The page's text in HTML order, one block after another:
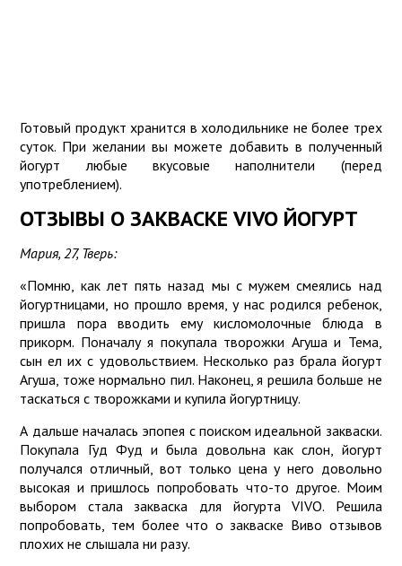
Готовый продукт хранится в холодильнике не более трех
суток. При желании вы можете добавить в полученный
йогурт любые вкусовые наполнители (перед
употреблением).
ОТЗЫВЫ О ЗАКВАСКЕ VIVO ЙОГУРТ
Мария, 27, Тверь:
«Помню, как лет пять назад мы с мужем смеялись над
йогуртницами, но прошло время, у нас родился ребенок,
пришла пора вводить ему кисломолочные блюда в
прикорм. Поначалу я покупала творожки Агуша и Тема,
сын ел их с удовольствием. Несколько раз брала йогурт
Агуша, тоже нормально пил. Наконец, я решила больше не
таскаться с творожками и купила йогуртницу.
А дальше началась эпопея с поиском идеальной закваски.
Покупала Гуд Фуд и была довольна как слон, йогурт
получался отличный, вот только цена у него довольно
высокая и пришлось попробовать что-то другое. Моим
выбором стала закваска для йогурта VIVO. Решила
попробовать, тем более что о закваске Виво отзывов
плохих не слышала ни разу.